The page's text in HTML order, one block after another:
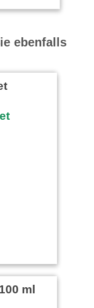
ebenfalls
ml